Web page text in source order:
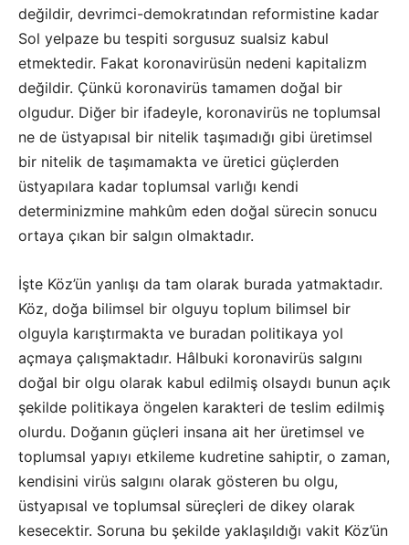
değildir, devrimci-demokratından reformistine kadar
Sol yelpaze bu tespiti sorgusuz sualsiz kabul
etmektedir. Fakat koronavirüsün nedeni kapitalizm
değildir. Çünkü koronavirüs tamamen doğal bir
olgudur. Diğer bir ifadeyle, koronavirüs ne toplumsal
ne de üstyapısal bir nitelik taşımadığı gibi üretimsel
bir nitelik de taşımamakta ve üretici güçlerden
üstyapılara kadar toplumsal varlığı kendi
determinizmine mahkûm eden doğal sürecin sonucu
ortaya çıkan bir salgın olmaktadır.
İşte Köz’ün yanlışı da tam olarak burada yatmaktadır.
Köz, doğa bilimsel bir olguyu toplum bilimsel bir
olguyla karıştırmakta ve buradan politikaya yol
açmaya çalışmaktadır. Hâlbuki koronavirüs salgını
doğal bir olgu olarak kabul edilmiş olsaydı bunun açık
şekilde politikaya öngelen karakteri de teslim edilmiş
olurdu. Doğanın güçleri insana ait her üretimsel ve
toplumsal yapıyı etkileme kudretine sahiptir, o zaman,
kendisini virüs salgını olarak gösteren bu olgu,
üstyapısal ve toplumsal süreçleri de dikey olarak
kesecektir. Soruna bu şekilde yaklaşıldığı vakit Köz’ün